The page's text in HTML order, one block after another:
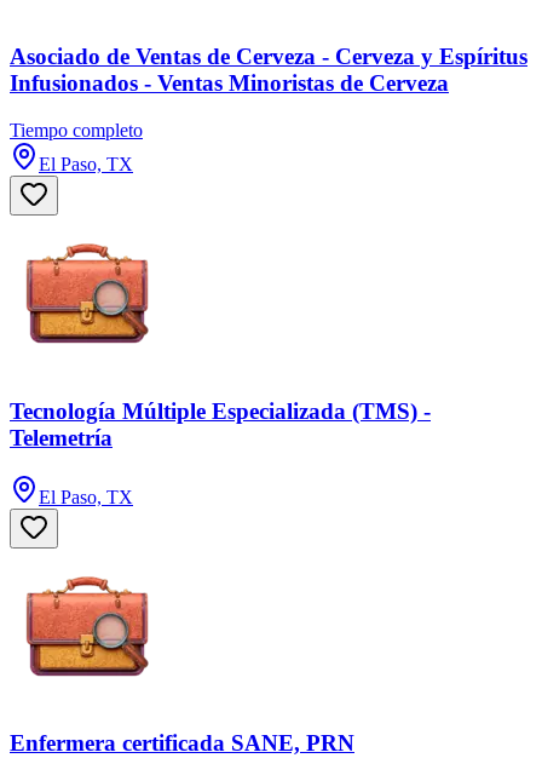
Asociado de Ventas de Cerveza - Cerveza y Espíritus
Infusionados - Ventas Minoristas de Cerveza
Tiempo completo
El Paso, TX
Tecnología Múltiple Especializada (TMS) -
Telemetría
El Paso, TX
Enfermera certificada SANE, PRN